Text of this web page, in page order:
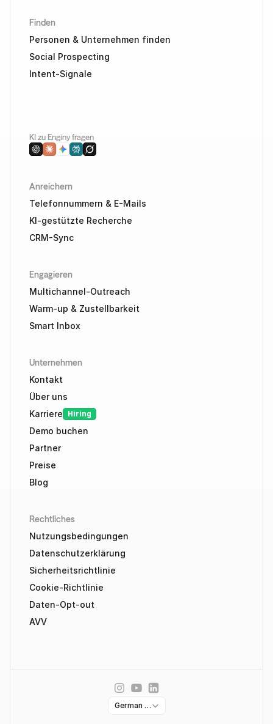
Finden
Personen & Unternehmen finden
Social Prospecting
Intent-Signale
KI zu Enginy fragen
Anreichern
Telefonnummern & E-Mails
KI-gestützte Recherche
CRM-Sync
Engagieren
Multichannel-Outreach
Warm-up & Zustellbarkeit
Smart Inbox
Unternehmen
Kontakt
Über uns
Karriere
Hiring
Demo buchen
Partner
Preise
Blog
Rechtliches
Nutzungsbedingungen
Datenschutzerklärung
Sicherheitsrichtlinie
Cookie-Richtlinie
Daten-Opt-out
AVV
German (Germany)